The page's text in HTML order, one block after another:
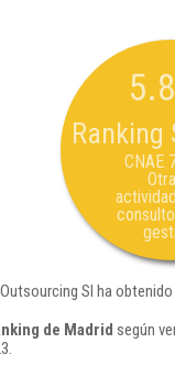
Ranking
CNAE
Sl ha
de Madrid según